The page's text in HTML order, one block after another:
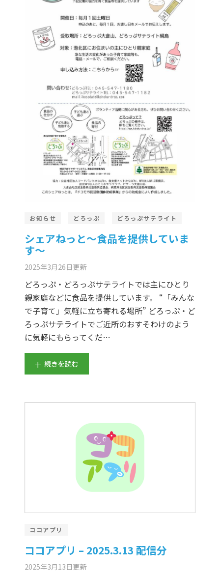
お知らせ どろっぷ どろっぷサテライト
シェアねっと～食品を提供していま
す～
2025年3月26日更新
どろっぷ・どろっぷサテライトでは主にひとり
親家庭などに食品を提供しています。 “「みんな
で子育て」気軽に立ち寄れる場所” どろっぷ・ど
ろっぷサテライトでご近所のおすそわけのよう
に気軽にもらってくだ…
続きを読む
ココアプリ
ココアプリ – 2025.3.13 配信分
2025年3月13日更新